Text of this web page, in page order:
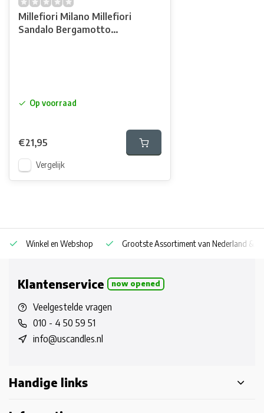
Millefiori Milano Millefiori
Sandalo Bergamotto
Op voorraad
€21,95
Vergelijk
Winkel en Webshop Grootste Assortiment van Nederland &
Klantenservice now opened
Veelgestelde vragen
010 - 4 50 59 51
info@uscandles.nl
Handige links